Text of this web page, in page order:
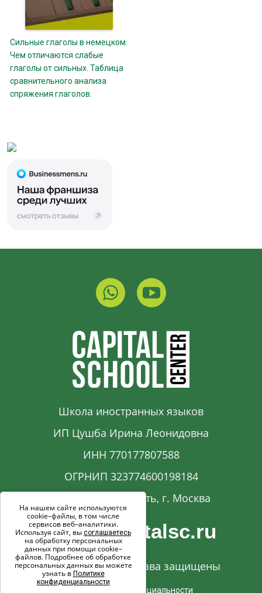
Сильные глаголы в немецком.
Чем отличаются слабые
глаголы от сильных. Таблица
сравнительного анализа
спряжения глаголов.
Школа иностранных языков
ИП Цушба Ирина Леонидовна
ИНН 770177807588
ОГРНИП 323774600198184
Московская область, г. Москва
info@capitalsc.ru
© 2017-2026. Все права защищены
Политика конфиденциальности
На нашем сайте используются
cookie–файлы, в том числе
сервисов веб–аналитики.
Используя сайт, вы соглашаетесь
на обработку персональных
данных при помощи cookie–
файлов. Подробнее об обработке
персональных данных вы можете
узнать в Политике
конфиденциальности